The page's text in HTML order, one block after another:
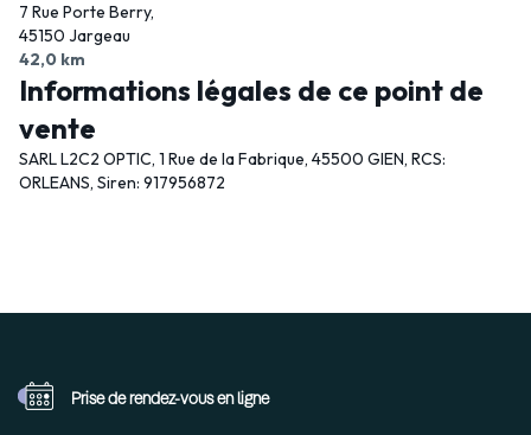
7 Rue Porte Berry,
45150 Jargeau
42,0 km
Informations légales de ce point de
vente
SARL L2C2 OPTIC, 1 Rue de la Fabrique, 45500 GIEN, RCS:
ORLEANS, Siren: 917956872
Prise de rendez-vous en ligne